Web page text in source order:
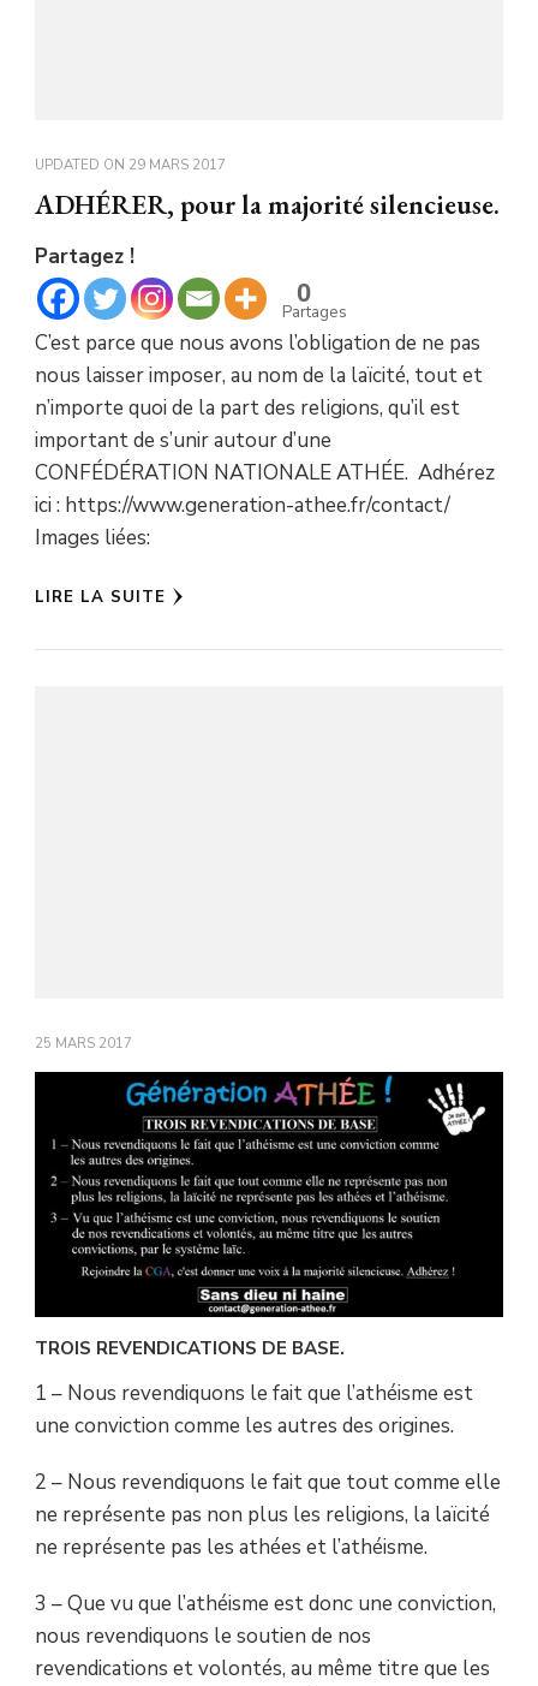
UPDATED ON 29 MARS 2017
ADHÉRER, pour la majorité silencieuse.
Partagez !
0
Partages
C’est parce que nous avons l’obligation de ne pas
nous laisser imposer, au nom de la laïcité, tout et
n’importe quoi de la part des religions, qu’il est
important de s’unir autour d’une
CONFÉDÉRATION NATIONALE ATHÉE. Adhérez
ici : https://www.generation-athee.fr/contact/
Images liées:
LIRE LA SUITE
25 MARS 2017
TROIS REVENDICATIONS DE BASE.
1 – Nous revendiquons le fait que l’athéisme est
une conviction comme les autres des origines.
2 – Nous revendiquons le fait que tout comme elle
ne représente pas non plus les religions, la laïcité
ne représente pas les athées et l’athéisme.
3 – Que vu que l’athéisme est donc une conviction,
nous revendiquons le soutien de nos
revendications et volontés, au même titre que les